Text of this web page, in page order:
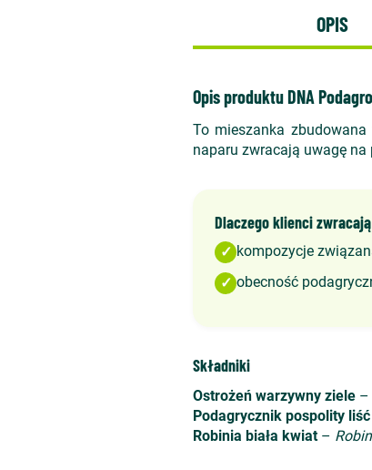
OPIS
Opis produktu DNA
To mieszanka
naparu zwracają uwagę
Dlaczego klienci
✓ kompozycje
✓ obecność
Składniki
Ostrożeń warzywny ziele –
Podagrycznik pospolity liść
Robinia biała kwiat–